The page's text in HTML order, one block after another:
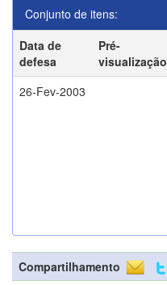
Conjunto de itens:
Data de
defesa
Pré-
visualização
26-Fev-2003
Compartilhamento